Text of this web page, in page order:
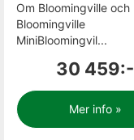
Om Bloomingville och
Bloomingville
MiniBloomingvil...
30 459:-
Mer info »